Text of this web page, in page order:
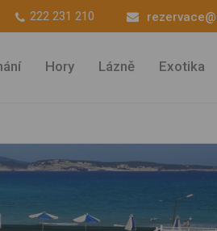
222 231 210
Hory Lázně Exotika